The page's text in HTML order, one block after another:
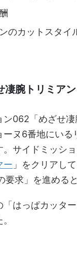
のカットスタイ
凄腕トリミア
ン062「めざせ凄
ーヌ6番地にいる
。サイドミッシ
ー 」をクリアし
要求」を進める
「はっぱカッタ